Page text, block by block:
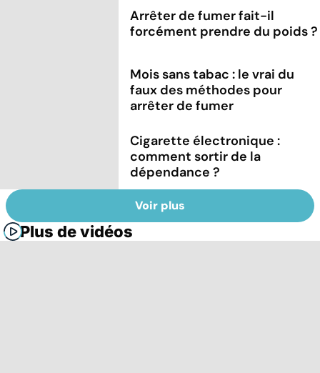
Arrêter de fumer fait-il
forcément prendre du poids ?
Mois sans tabac : le vrai du
faux des méthodes pour
arrêter de fumer
Cigarette électronique :
comment sortir de la
dépendance ?
Voir plus
Plus de vidéos